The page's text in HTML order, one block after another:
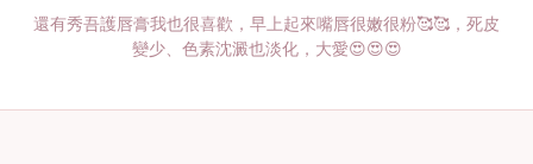
還有秀吾護唇膏我也很喜歡，早上起來嘴唇很嫩很粉🥰🥰，死皮
變少、色素沈澱也淡化，大愛😍😍😍